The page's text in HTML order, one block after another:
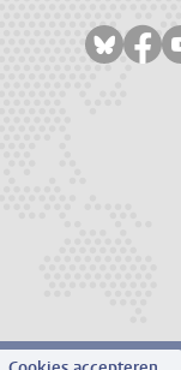
Volg